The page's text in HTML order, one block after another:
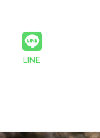
LINE